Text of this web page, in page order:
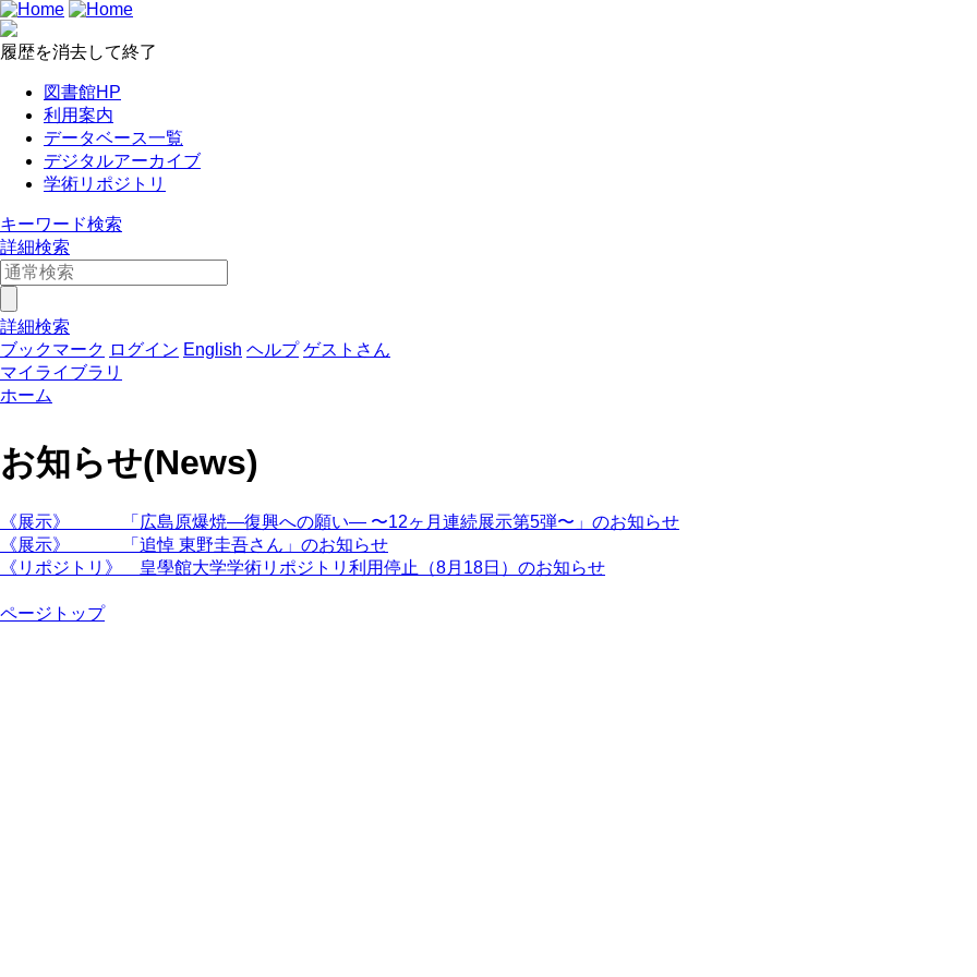
履歴を消去して終了
図書館HP
利用案内
データベース一覧
デジタルアーカイブ
学術リポジトリ
キーワード検索
詳細検索
詳細検索
ブックマーク ログイン English ヘルプ ゲストさん
マイライブラリ
ホーム
お知らせ(News)
《展示》 「広島原爆焼―復興への願い― 〜12ヶ月連続展示第5弾〜」のお知らせ
《展示》 「追悼 東野圭吾さん」のお知らせ
《リポジトリ》 皇學館大学学術リポジトリ利用停止（8月18日）のお知らせ
ページトップ